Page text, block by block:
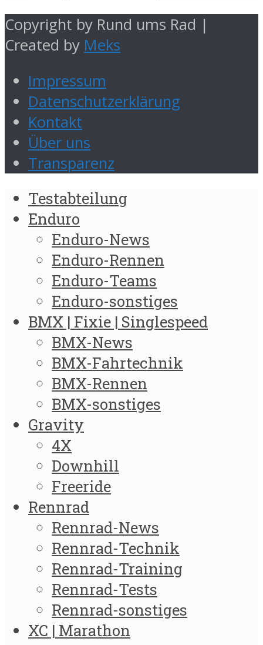
Copyright by Rund ums Rad |
Created by Meks
Impressum
Datenschutzerklärung
Kontakt
Über uns
Transparenz
Testabteilung
Enduro
Enduro-News
Enduro-Rennen
Enduro-Teams
Enduro-sonstiges
BMX | Fixie | Singlespeed
BMX-News
BMX-Fahrtechnik
BMX-Rennen
BMX-sonstiges
Gravity
4X
Downhill
Freeride
Rennrad
Rennrad-News
Rennrad-Technik
Rennrad-Training
Rennrad-Tests
Rennrad-sonstiges
XC | Marathon